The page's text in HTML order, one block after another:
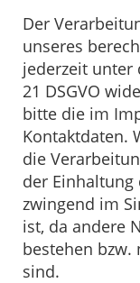
Der
unseres
jederzeit unter
21 DSGVO
bitte die im
Kontaktdaten.
die
der
zwingend im
ist, da andere
bestehen
sind.